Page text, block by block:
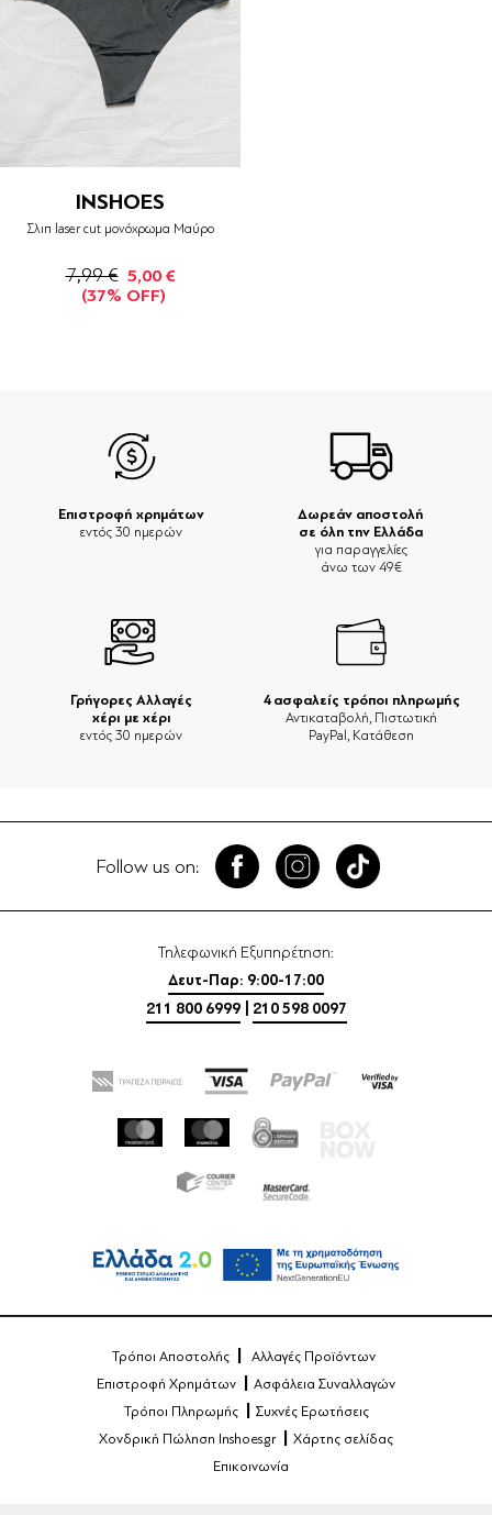
INSHOES
Σλιπ laser cut μονόχρωμα Μαύρο
7,99 € 5,00 €
(37% OFF)
Δωρεάν αποστολή
σε όλη την Ελλάδα
για παραγγελίες
άνω των 49€
Επιστροφή χρημάτων
εντός 30 ημερών
Γρήγορες Αλλαγές
χέρι με χέρι
εντός 30 ημερών
4 ασφαλείς τρόποι πληρωμής
Αντικαταβολή, Πιστωτική
PayPal, Κατάθεση
Follow us on:
Τηλεφωνική Εξυπηρέτηση:
Δευτ-Παρ: 9:00-17:00
211 800 6999
210 598 0097
Τρόποι Αποστολής
Αλλαγές Προϊόντων
Επιστροφή Χρημάτων
Ασφάλεια Συναλλαγών
Τρόποι Πληρωμής
Συχνές Ερωτήσεις
Χονδρική Πώληση Inshoes.gr
Χάρτης σελίδας
Επικοινωνία